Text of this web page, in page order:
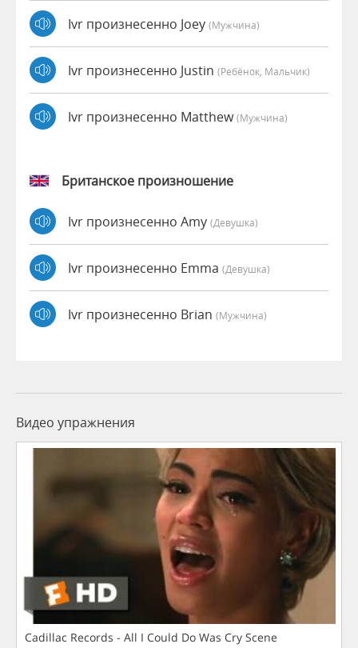
Ivr произнесенно Joey (мужчина)
Ivr произнесенно Justin (Ребёнок, Мальчик)
Ivr произнесенно Matthew(мужчина)
Британское произношение
Ivr произнесенно Amy (девушка)
Ivr произнесенно Emma (девушка)
Ivr произнесенно Brian (мужчина)
Видео упражнения
Cadillac Records - All I Could Do Was Cry Scene